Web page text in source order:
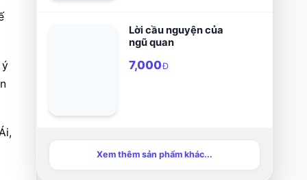
Lời cầu nguyện của
ngũ quan
7,000Đ
Xem thêm sản phẩm khác...